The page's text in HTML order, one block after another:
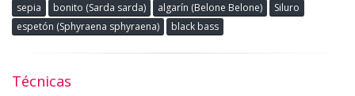
sepia
bonito (Sarda sarda) algarín (Belone Belone)
Siluro
espetón (Sphyraena sphyraena)
black bass
Técnicas